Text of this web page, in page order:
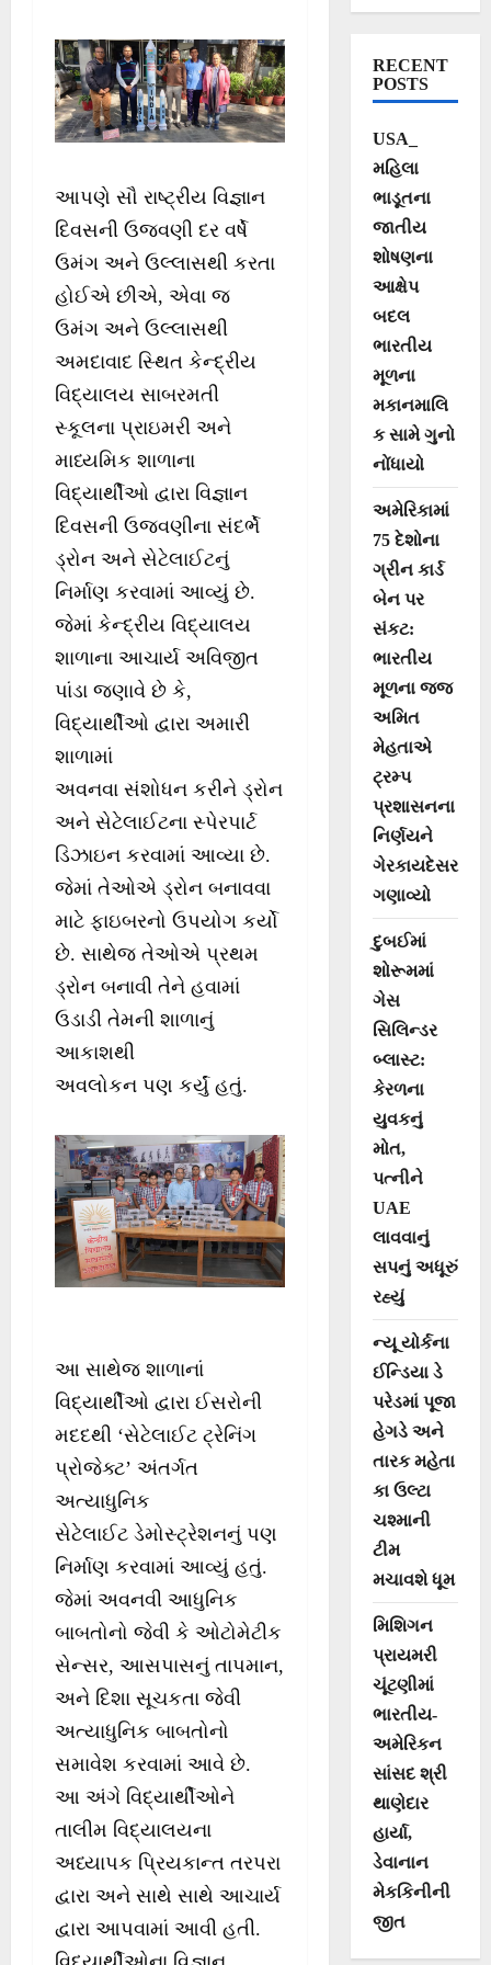
છે ‘ડ્રોન અને
સેટેલાઈટ’
આપણે સૌ રાષ્ટ્રીય વિજ્ઞાન
દિવસની ઉજવણી દર વર્ષે
ઉમંગ અને ઉલ્લાસથી કરતા
હોઈએ છીએ, એવા જ
ઉમંગ અને ઉલ્લાસથી
અમદાવાદ સ્થિત કેન્દ્રીય
વિદ્યાલય સાબરમતી
સ્કૂલના પ્રાઇમરી અને
માધ્યમિક શાળાના
વિદ્યાર્થીઓ દ્વારા વિજ્ઞાન
દિવસની ઉજવણીના સંદર્ભે
ડ્રોન અને સેટેલાઈટનું
નિર્માણ કરવામાં આવ્યું છે.
જેમાં કેન્દ્રીય વિદ્યાલય
શાળાના આચાર્ય અવિજીત
પાંડા જણાવે છે કે,
વિદ્યાર્થીઓ દ્વારા અમારી
શાળામાં
અવનવા સંશોધન કરીને ડ્રોન
અને સેટેલાઈટના સ્પેરપાર્ટ
ડિઝાઇન કરવામાં આવ્યા છે.
જેમાં તેઓએ ડ્રોન બનાવવા
માટે ફાઇબરનો ઉપયોગ કર્યો
છે. સાથેજ તેઓએ પ્રથમ
ડ્રોન બનાવી તેને હવામાં
ઉડાડી તેમની શાળાનું
આકાશથી
અવલોકન પણ કર્યું હતું.
આ સાથેજ શાળાનાં
વિદ્યાર્થીઓ દ્વારા ઈસરોની
મદદથી ‘સેટેલાઈટ ટ્રેનિંગ
પ્રોજેક્ટ’ અંતર્ગત
અત્યાધુનિક
સેટેલાઈટ ડેમોસ્ટ્રેશનનું પણ
નિર્માણ કરવામાં આવ્યું હતું.
જેમાં અવનવી આધુનિક
બાબતોનો જેવી કે ઓટોમેટીક
સેન્સર, આસપાસનું તાપમાન,
અને દિશા સૂચકતા જેવી
અત્યાધુનિક બાબતોનો
સમાવેશ કરવામાં આવે છે.
આ અંગે વિદ્યાર્થીઓને
તાલીમ વિદ્યાલયના
અધ્યાપક પ્રિયકાન્ત તરપરા
દ્વારા અને સાથે સાથે આચાર્ય
દ્વારા આપવામાં આવી હતી.
RECENT
POSTS
USA_
મહિલા
ભાડૂતના
જાતીય
શોષણના
આક્ષેપ
બદલ
ભારતીય
મૂળના
મકાનમાલિ
ક સામે ગુનો
નોંધાયો
અમેરિકામાં
75 દેશોના
ગ્રીન કાર્ડ
બેન પર
સંકટ:
ભારતીય
મૂળના જજ
અમિત
મેહતાએ
ટ્રમ્પ
પ્રશાસનના
નિર્ણયને
ગેરકાયદેસર
ગણાવ્યો
દુબઈમાં
શોરૂમમાં
ગેસ
સિલિન્ડર
બ્લાસ્ટ:
કેરળના
યુવકનું
મોત,
પત્નીને
UAE
લાવવાનું
સપનું અધૂરું
રહ્યું
ન્યૂ યોર્કના
ઈન્ડિયા ડે
પરેડમાં પૂજા
હેગડે અને
તારક મહેતા
કા ઉલ્ટા
ચશ્માની
ટીમ
મચાવશે ધૂમ
મિશિગન
પ્રાયમરી
ચૂંટણીમાં
ભારતીય-
અમેરિકન
સાંસદ શ્રી
થાણેદાર
હાર્યા,
ડેવાનાન
મેકકિનીની
જીત